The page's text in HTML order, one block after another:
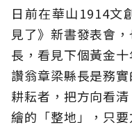
日前在華山1914文
見了》新書發表會
長，看見下個黃金
讚翁章梁縣長是務
耕耘者，把方向看
繪的「整地」，只